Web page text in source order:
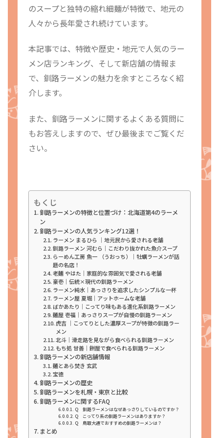
のスープと独特の縮れ細麺が特徴で、地元の
人々から長年愛され続けています。
本記事では、特徴や歴史・地元で人気のラー
メン店ランキング、そして新店舗の情報ま
で、釧路ラーメンの魅力を余すところなく紹
介します。
また、釧路ラーメンに関するよくある質問に
もお答えしますので、ぜひ最後までご覧くだ
さい。
もくじ
釧路ラーメンの特徴と位置づけ：北海道第4のラーメ
ン
釧路ラーメンの人気ランキング12選！
ラーメン まるひら ｜地元民から愛される老舗
釧路ラーメン 河むら｜こだわり抜かれた魚介スープ
らーめん工房 魚一 （うおっち）｜牡蠣ラーメンが話
題の名店！
老麺 やはた｜家庭的な雰囲気で愛される老舗
豪壱｜伝統×現代の釧路ラーメン
ラーメン純水｜あっさりを追求したシンプルな一杯
ラーメン屋 夏堀｜アットホームな老舗
ばかあたり｜こってり味もある進化系釧路ラーメン
麺屋 壱福｜あっさりスープが自慢の釧路ラーメン
虎吉 ｜こってりとした濃厚スープが特徴の釧路ラー
メン
北斗｜滑走路を見ながら食べられる釧路ラーメン
もち処 甘善｜餅屋で食べられる釧路ラーメン
釧路ラーメンの新店舗情報
麺とあら焚き 玄武
宝徳
釧路ラーメンの歴史
釧路ラーメンを札幌・東京と比較
釧路ラーメンに関するFAQ
Q 釧路ラーメンはなぜあっさりしているのですか？
Q こってり系の釧路ラーメンはありますか？
Q 鳥取大通でおすすめの釧路ラーメンは？
まとめ